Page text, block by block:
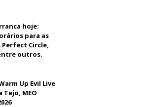
hoje:
para as
Perfect Circle,
outros.
Up Evil Live
Tejo, MEO